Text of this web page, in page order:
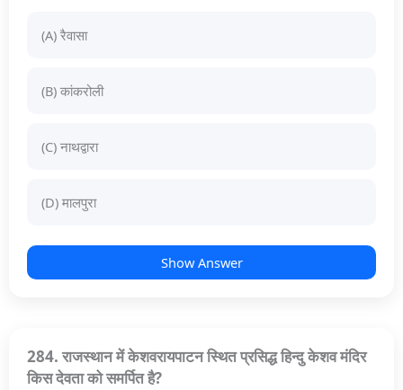
(A) रैवासा
(B) कांकरोली
(C) नाथद्वारा
(D) मालपुरा
Show Answer
284. राजस्थान में केशवरायपाटन स्थित प्रसिद्ध हिन्दु केशव मंदिर
किस देवता को समर्पित है?